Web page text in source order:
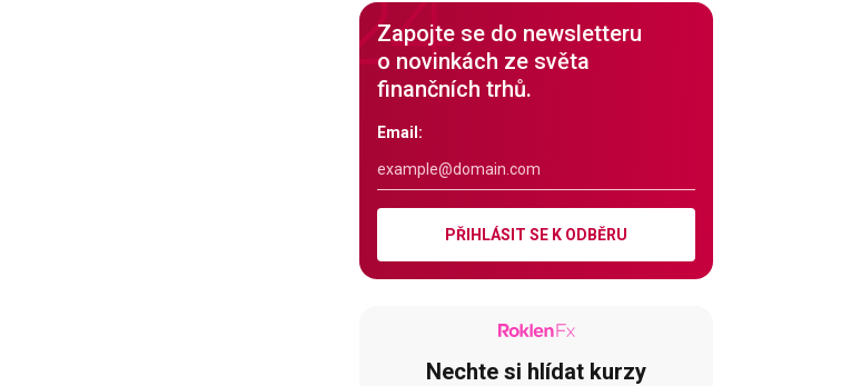
Zapojte se do newsletteru
o novinkách ze světa
finančních trhů.
Email:
PŘIHLÁSIT SE K ODBĚRU
Nechte si hlídat kurzy